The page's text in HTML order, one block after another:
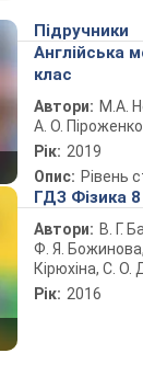
Підручники
Англійська
клас
Автори: М.А.
А. О. Піроженко
Рік: 2019
Опис: Рівень
ГДЗ Фізика
Автори: В. Г.
Ф. Я.
Кірюхіна, С. О.
Рік: 2016